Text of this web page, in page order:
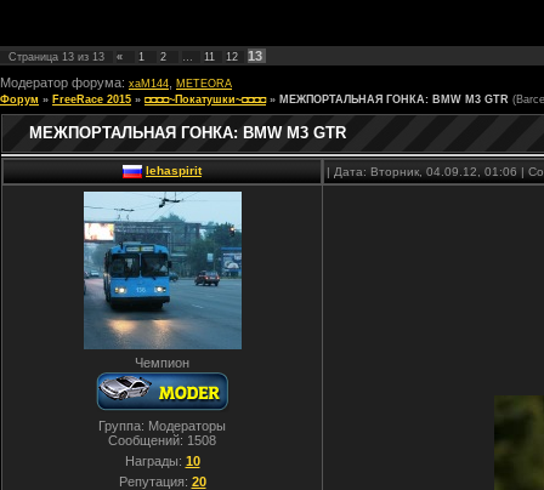
Страница 13 из 13 « 1 2 … 11 12
13
Модератор форума: xaM144
METEORA
Форум » FreeRace 2015 » ◘◘◘◘~Покатушки~◘◘◘◘ » МЕЖПОРТАЛЬНАЯ ГОНКА: BMW M3 GTR
МЕЖПОРТАЛЬНАЯ ГОНКА: BMW M3 GTR
lehaspirit | Дата: Вторник, 04.09.12, 01:06 |
Чемпион
Группа: Модераторы
Сообщений: 1508
Награды: 10
Репутация: 20